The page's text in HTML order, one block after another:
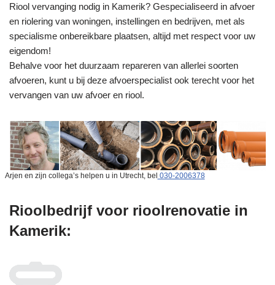
Riool vervanging nodig in Kamerik? Gespecialiseerd in afvoer
en riolering van woningen, instellingen en bedrijven, met als
specialisme onbereikbare plaatsen, altijd met respect voor uw
eigendom!
Behalve voor het duurzaam repareren van allerlei soorten
afvoeren, kunt u bij deze afvoerspecialist ook terecht voor het
vervangen van uw afvoer en riool.
Arjen en zijn collega’s helpen u in Utrecht, bel 030-2006378
Rioolbedrijf voor rioolrenovatie in
Kamerik: